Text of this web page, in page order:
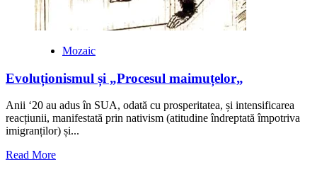
Mozaic
Evoluționismul și „Procesul maimuțelor„
Anii ‘20 au adus în SUA, odată cu prosperitatea, și intensificarea
reacțiunii, manifestată prin nativism (atitudine îndreptată împotriva
imigranților) și...
Read MoreRead